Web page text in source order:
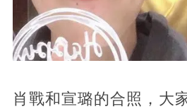
肖戰和宣璐的合照，大